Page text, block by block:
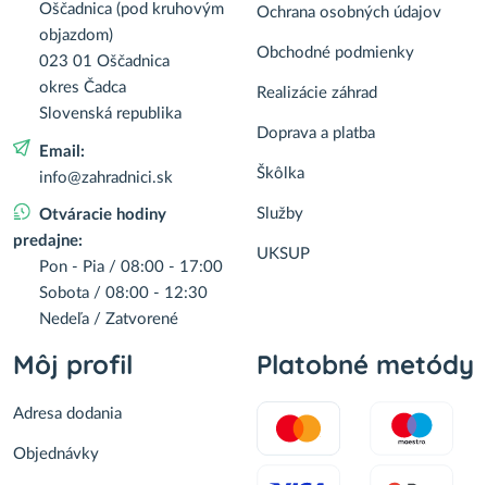
Oščadnica (pod kruhovým
objazdom)
023 01 Oščadnica
okres Čadca
Slovenská republika
Email:
info@zahradnici.sk
Otváracie hodiny
predajne:
Pon - Pia / 08:00 - 17:00
Sobota / 08:00 - 12:30
Nedeľa / Zatvorené
Ochrana osobných údajov
Obchodné podmienky
Realizácie záhrad
Doprava a platba
Škôlka
Služby
UKSUP
Môj profil
Adresa dodania
Objednávky
Platobné metódy